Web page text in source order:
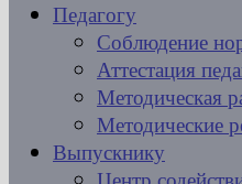
Педагогу
Соблюдение
Аттестация
Методическая
Методические
Выпускнику